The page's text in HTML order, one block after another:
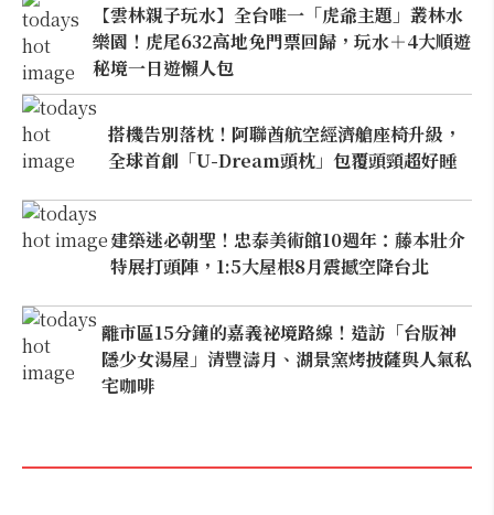
【雲林親子玩水】全台唯一「虎爺主題」叢林水
樂園！虎尾632高地免門票回歸，玩水＋4大順遊
秘境一日遊懶人包
搭機告別落枕！阿聯酋航空經濟艙座椅升級，
全球首創「U-Dream頭枕」包覆頭頸超好睡
建築迷必朝聖！忠泰美術館10週年：藤本壯介
特展打頭陣，1:5大屋根8月震撼空降台北
離市區15分鐘的嘉義祕境路線！造訪「台版神
隱少女湯屋」清豐濤月、湖景窯烤披薩與人氣私
宅咖啡